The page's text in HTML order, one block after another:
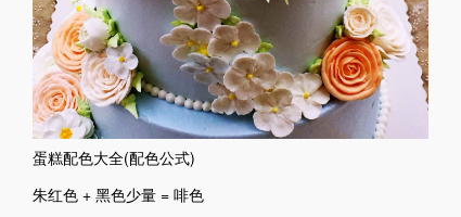
蛋糕配色大全(配色公式)
朱红色 + 黑色少量 = 啡色